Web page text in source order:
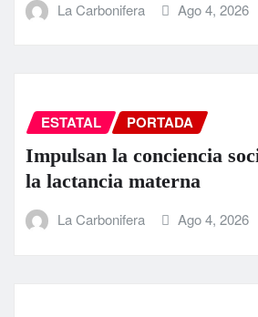
La Carbonifera Ago 4, 2026
ESTATAL PORTADA
Impulsan la conciencia
la lactancia materna
La Carbonifera Ago 4, 2026